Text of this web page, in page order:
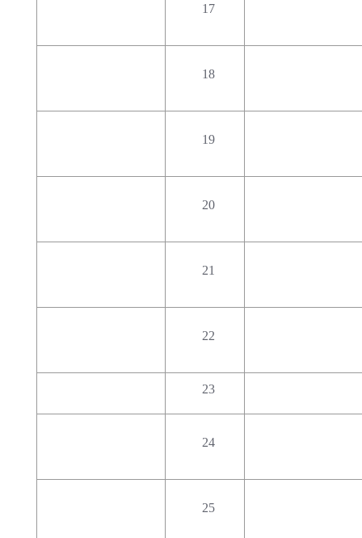
17
18
19
20
21
22
23
24
25